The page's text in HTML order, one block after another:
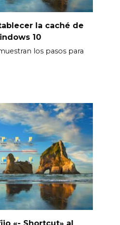
la caché de
10
los pasos para